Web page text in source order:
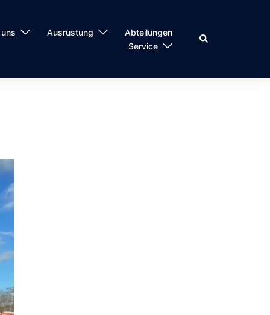
Ausrüstung
Abteilungen
Service